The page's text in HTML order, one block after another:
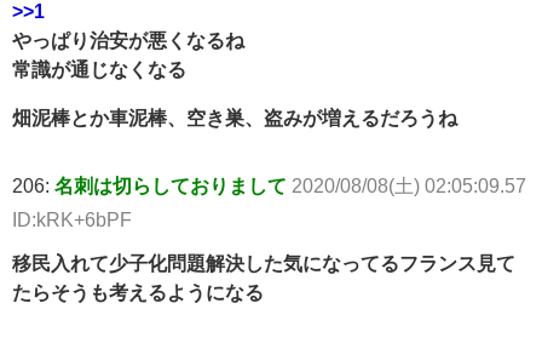
>>1
やっぱり治安が悪くなるね
常識が通じなくなる
畑泥棒とか車泥棒、空き巣、盗みが増えるだろうね
206: 名刺は切らしておりまして 2020/08/08(土) 02:05:09.57
ID:kRK+6bPF
移民入れて少子化問題解決した気になってるフランス見て
たらそうも考えるようになる